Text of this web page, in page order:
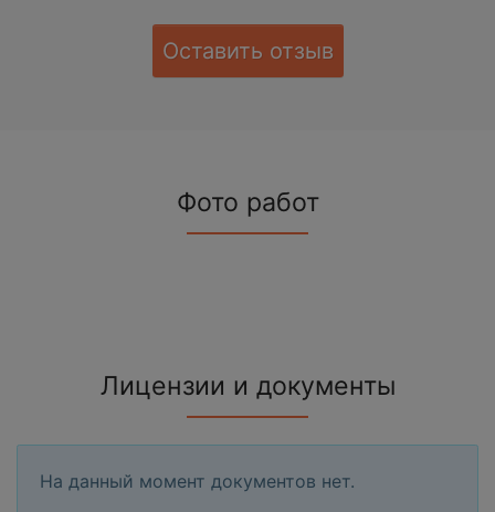
Оставить отзыв
Фото работ
Лицензии и документы
На данный момент документов нет.